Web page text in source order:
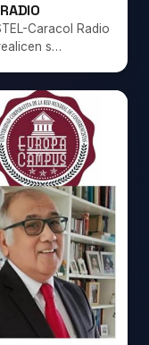
Caracol Radio
s…